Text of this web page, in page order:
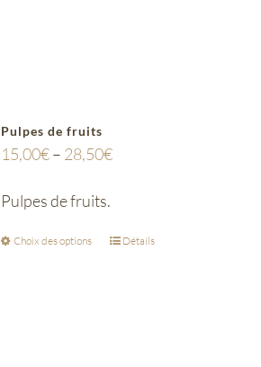
Pulpes de fruits
15,00€– 28,50€
Pulpes de fruits.
Choix des options Détails